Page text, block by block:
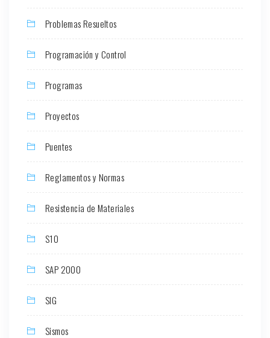
Problemas Resueltos
Programación y Control
Programas
Proyectos
Puentes
Reglamentos y Normas
Resistencia de Materiales
S10
SAP 2000
SIG
Sismos